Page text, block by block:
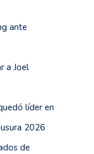
ante
a Joel
líder en
2026
de